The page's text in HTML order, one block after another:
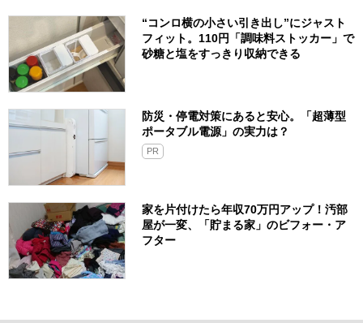
“コンロ横の小さい引き出し”にジャスト
フィット。110円「調味料ストッカー」で
砂糖と塩をすっきり収納できる
防災・停電対策にあると安心。「超薄型
ポータブル電源」の実力は？​
PR
家を片付けたら年収70万円アップ！汚部
屋が一変、「貯まる家」のビフォー・ア
フター